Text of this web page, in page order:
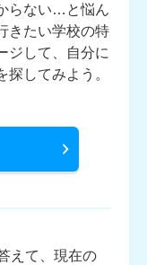
らない…と悩ん
きたい学校の特
ジして、自分に
探してみよう。
えて、現在の